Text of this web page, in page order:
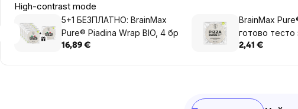
High-contrast mode
5+1 БЕЗПЛАТНО: BrainMax
Pure® Piadina Wrap BIO, 4 бр
16,89 €
BrainMax
готово тесто
Италия, 2 бр.
2,41 €